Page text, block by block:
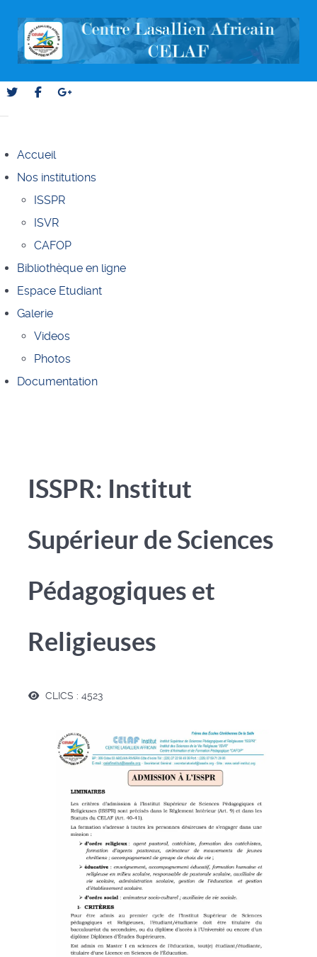
Accueil
Nos institutions
ISSPR
ISVR
CAFOP
Bibliothèque en ligne
Espace Etudiant
Galerie
Videos
Photos
Documentation
ISSPR: Institut
Supérieur de Sciences
Pédagogiques et
Religieuses
CLICS : 4523